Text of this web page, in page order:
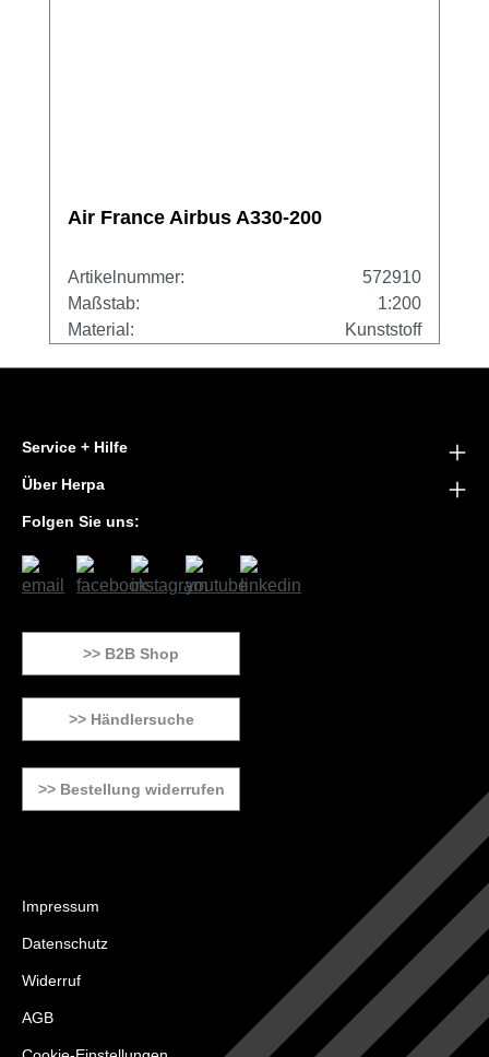
Air France Airbus A330-200
Artikelnummer:
572910
Maßstab:
1:200
Material:
Kunststoff
Service + Hilfe
Über Herpa
Folgen Sie uns:
>> B2B Shop
>> Händlersuche
>> Bestellung widerrufen
Impressum
Datenschutz
Widerruf
AGB